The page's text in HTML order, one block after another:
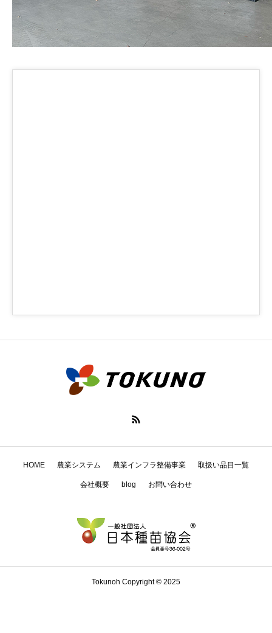
HOME 農業システム 農業インフラ整備事業 取扱い品目一覧
会社概要 blog お問い合わせ
Tokunoh Copyright © 2025